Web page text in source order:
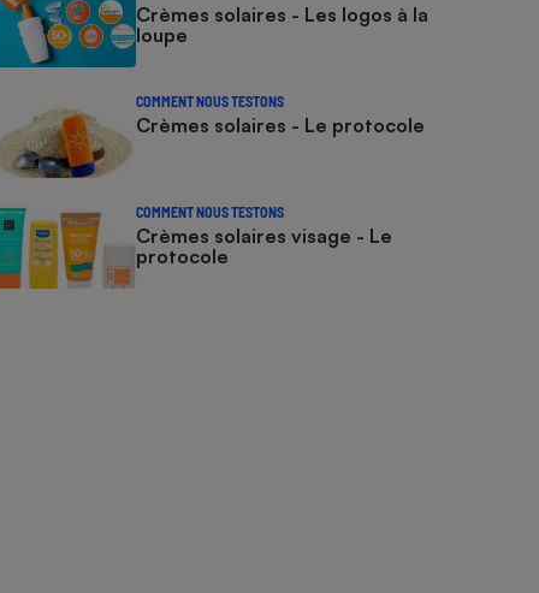
Crèmes solaires - Les logos à la
loupe
COMMENT NOUS TESTONS
Crèmes solaires - Le protocole
COMMENT NOUS TESTONS
Crèmes solaires visage - Le
protocole